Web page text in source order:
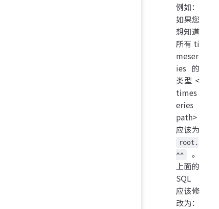
例如：
如果您
想知道
所有 ti
meser
ies 的
类型 <
times
eries
path>
应该为
root.
**
。
上面的
SQL
应该修
改为：